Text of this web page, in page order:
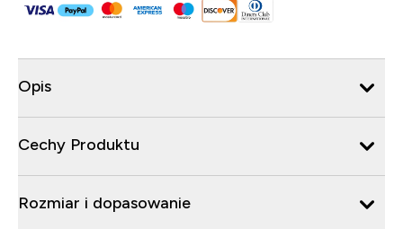
Opis
Cechy Produktu
Rozmiar i dopasowanie